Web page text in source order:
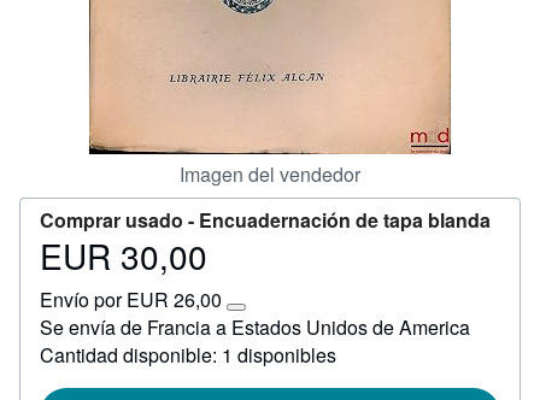
Imagen del vendedor
Comprar usado - Encuadernación de tapa blanda
Precio
30,00
EUR 30,00
Envío por EUR 26,00
Más
información
sobre
tarifas
Se envía de Francia a Estados Unidos de America
Cantidad disponible: 1 disponibles